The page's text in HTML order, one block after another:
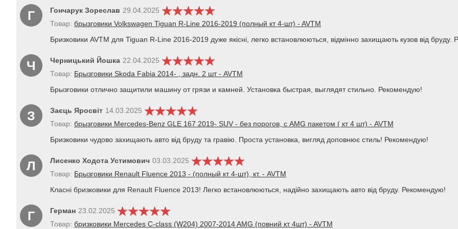
Г Гончарук Зореслав 29.04.2025
Товар: брызговики Volkswagen Tiguan R-Line 2016-2019 (полный кт 4-шт) - AVTM
Бризковики AVTM для Tiguan R-Line 2016-2019 дуже якісні, легко встановлюються, відмінно захищають кузов від бруду.
Ч Черницький Йошка 22.04.2025
Товар: Брызговики Skoda Fabia 2014- , задн. 2 шт - AVTM
Брызговики отлично защитили машину от грязи и камней. Установка быстрая, выглядят стильно. Рекомендую!
З Заєць Яросвіт 14.03.2025
Товар: брызговики Mercedes-Benz GLE 167 2019- SUV - без порогов, с AMG пакетом ( кт 4 шт) - AVTM
Бризковики чудово захищають авто від бруду та гравію. Проста установка, вигляд доповнює стиль! Рекомендую!
Л Лисенко Ходота Устимович 03.03.2025
Товар: Брызговики Renault Fluence 2013 - (полный кт 4-шт), кт. - AVTM
Класні бризковики для Renault Fluence 2013! Легко встановлюються, надійно захищають авто від бруду. Рекомендую!
Г Герман 23.02.2025
Товар: бризковики Mercedes C-class (W204) 2007-2014 AMG (повний кт 4шт) - AVTM